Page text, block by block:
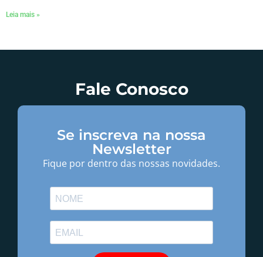
Leia mais »
Fale Conosco
Se inscreva na nossa
Newsletter
Fique por dentro das nossas novidades.